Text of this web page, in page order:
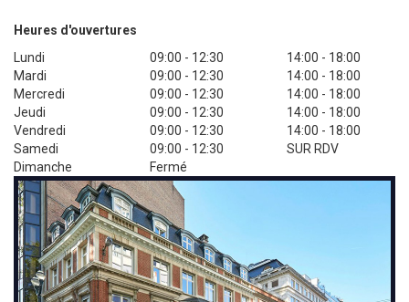
Heures d'ouvertures
Lundi
Mardi
Mercredi
Jeudi
Vendredi
Samedi
Dimanche
09:00 - 12:30
09:00 - 12:30
09:00 - 12:30
09:00 - 12:30
09:00 - 12:30
09:00 - 12:30
Fermé
14:00 - 18:00
14:00 - 18:00
14:00 - 18:00
14:00 - 18:00
14:00 - 18:00
SUR RDV